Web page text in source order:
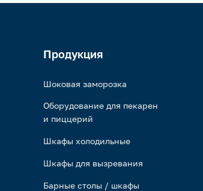
Продукция
Шоковая заморозка
Оборудование для пекарен
и пиццерий
Шкафы холодильные
Шкафы для вызревания
Барные столы / шкафы